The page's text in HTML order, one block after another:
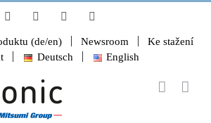
LinkedInInstagramYouTube
(de/en) Newsroom
Ke stažení
Deutsch English